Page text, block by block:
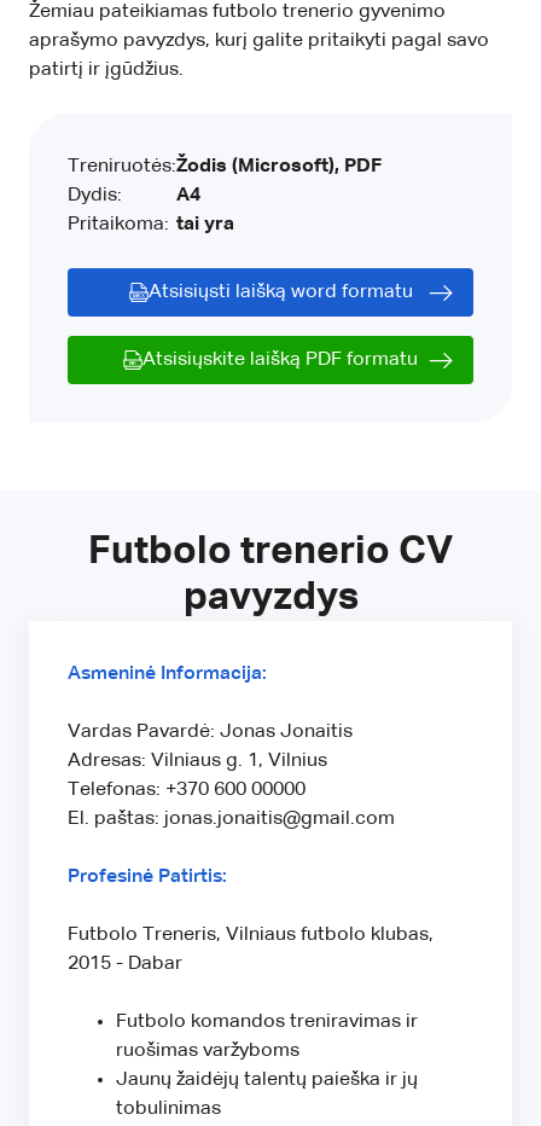
Žemiau pateikiamas futbolo trenerio gyvenimo
aprašymo pavyzdys, kurį galite pritaikyti pagal savo
patirtį ir įgūdžius.
Treniruotės:
Dydis:
Pritaikoma:
Žodis (Microsoft), PDF
A4
tai yra
Atsisiųsti laišką word formatu
Atsisiųskite laišką PDF formatu
Futbolo trenerio CV
pavyzdys
Asmeninė Informacija:
Vardas Pavardė: Jonas Jonaitis
Adresas: Vilniaus g. 1, Vilnius
Telefonas: +370 600 00000
El. paštas: jonas.jonaitis@gmail.com
Profesinė Patirtis:
Futbolo Treneris, Vilniaus futbolo klubas,
2015 - Dabar
Futbolo komandos treniravimas ir
ruošimas varžyboms
Jaunų žaidėjų talentų paieška ir jų
tobulinimas